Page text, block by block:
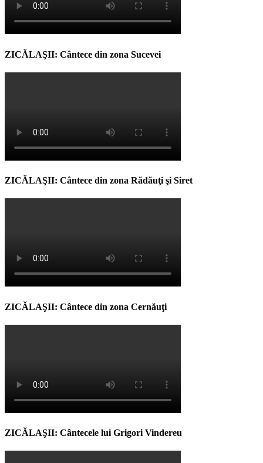
ZICĂLAŞII: Cântece din zona Sucevei
ZICĂLAŞII: Cântece din zona Rădăuţi şi Siret
ZICĂLAŞII: Cântece din zona Cernăuţi
ZICĂLAŞII: Cântecele lui Grigori Vindereu